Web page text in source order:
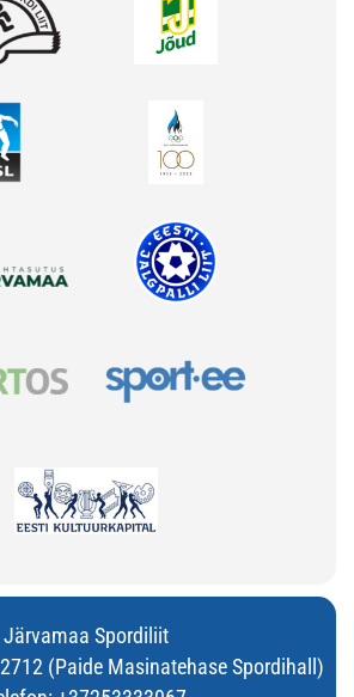
Järvamaa Spordiliit
(Paide Masinatehase Spordihall)